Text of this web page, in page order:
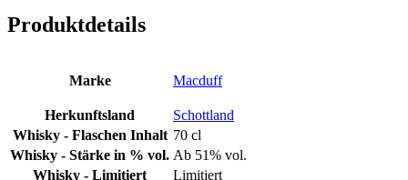
Produktdetails
Marke Macduff
Herkunftsland
Schottland
Whisky - Flaschen Inhalt 70 cl
Whisky - Stärke in % vol. Ab 51% vol.
Whisky - Limitiert
Limitiert